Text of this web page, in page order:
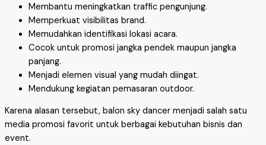
Membantu meningkatkan traffic pengunjung.
Memperkuat visibilitas brand.
Memudahkan identifikasi lokasi acara.
Cocok untuk promosi jangka pendek maupun jangka
panjang.
Menjadi elemen visual yang mudah diingat.
Mendukung kegiatan pemasaran outdoor.
Karena alasan tersebut, balon sky dancer menjadi salah satu
media promosi favorit untuk berbagai kebutuhan bisnis dan
event.